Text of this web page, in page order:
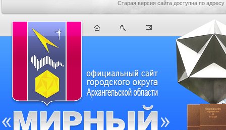
Старая версия сайта доступна по адресу